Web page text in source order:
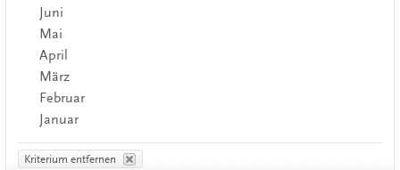
Juni
Mai
April
März
Februar
Januar
Kriterium entfernen